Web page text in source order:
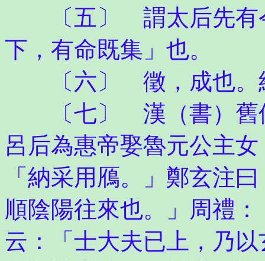
〔五〕 謂太后先有令
下，有命既集」也。
〔六〕 徵，成也。
〔七〕 漢（書）舊儀
呂后為惠帝娶魯元公主
「納采用鴈。」鄭玄注
順陰陽往來也。」周禮
云：「士大夫已上，乃